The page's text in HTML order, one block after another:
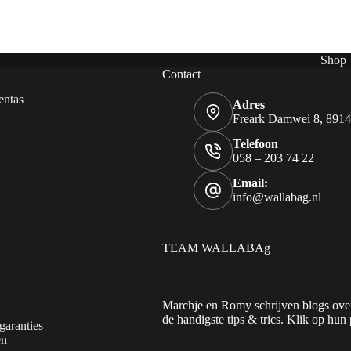
Shop
Contact
Adres
Freark Damwei 8,
Telefoon
058 – 203 74 22
Email:
info@wallabag.nl
TEAM WALLABAg
Marchje en Romy schrijven blogs
de handigste tips & trics. Klik op hun